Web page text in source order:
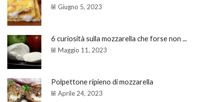
Giugno 5, 2023
6 curiosità sulla mozzarella che forse non ...
Maggio 11, 2023
Polpettone ripieno di mozzarella
Aprile 24, 2023